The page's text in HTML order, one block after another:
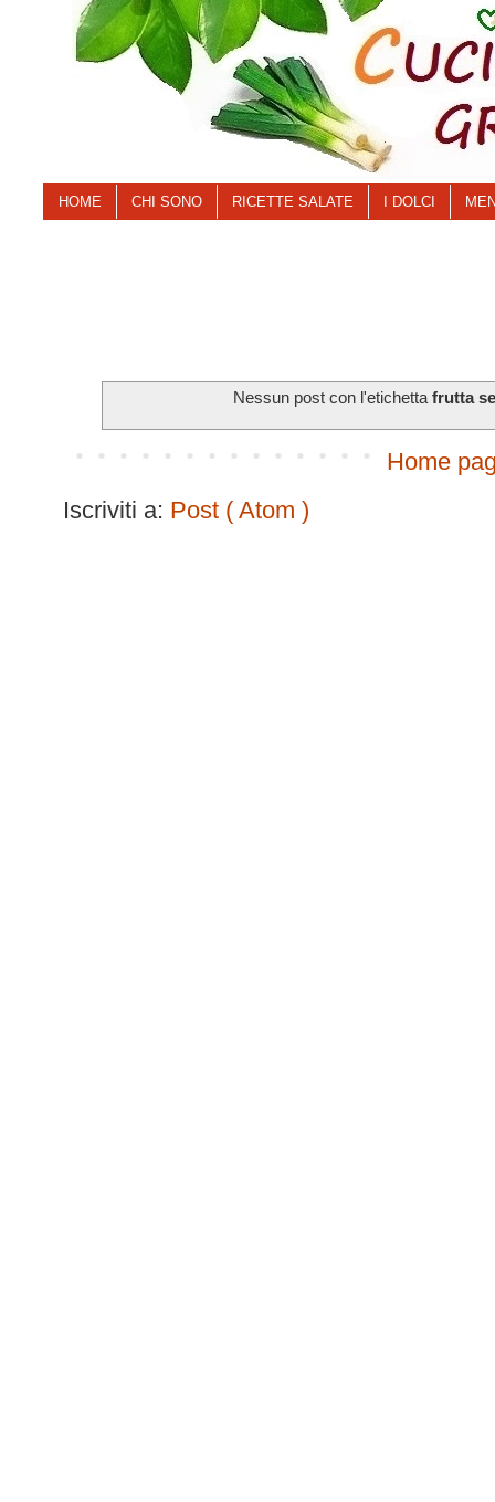
HOME CHI SONO RICETTE SALATE I DOLCI
Nessun post con l'etichettafrutta
Home
Iscriviti a: Post ( Atom )